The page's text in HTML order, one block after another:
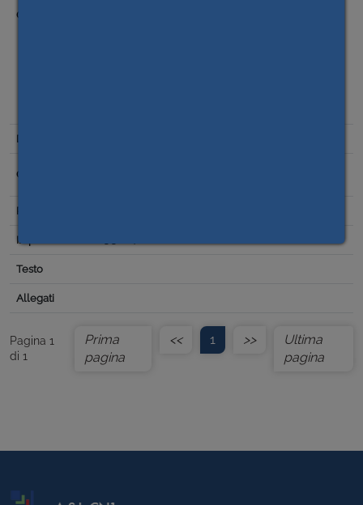
Pagina 1
di 1
Prima
pagina
<< 1 >>
Ultima
pagina